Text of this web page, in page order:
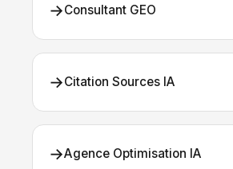
→Consultant GEO
→Citation Sources IA
→Agence Optimisation IA